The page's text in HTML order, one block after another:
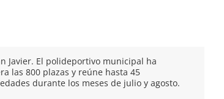
Javier. El polideportivo municipal ha
las 800 plazas y reúne hasta 45
durante los meses de julio y agosto.